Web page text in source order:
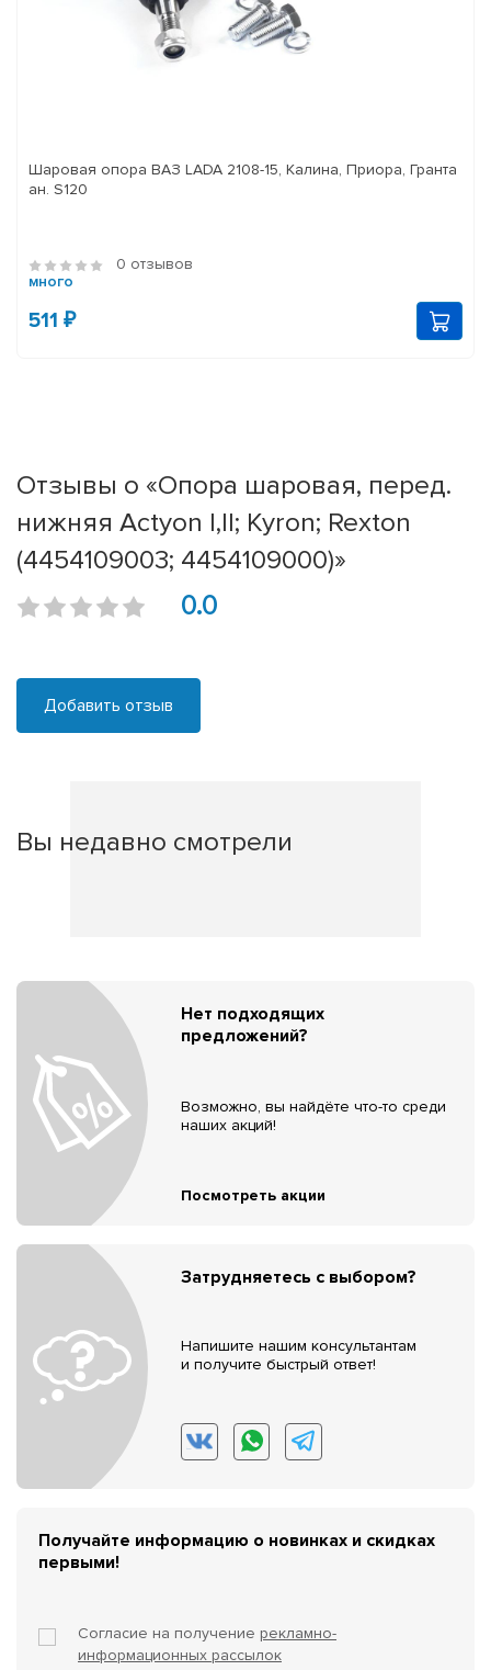
Шаровая опора ВАЗ LADA 2108-15, Калина, Приора, Гранта
ан. S120
0 отзывов
много
511 ₽
Отзывы о «Опора шаровая, перед.
нижняя Actyon I,II; Kyron; Rexton
(4454109003; 4454109000)»
0.0
Добавить отзыв
Вы недавно смотрели
Нет подходящих
предложений?
Возможно, вы найдёте что-то среди
наших акций!
Посмотреть акции
Затрудняетесь с выбором?
Напишите нашим консультантам
и получите быстрый ответ!
Получайте информацию о новинках и скидках
первыми!
Согласие на получение рекламно-
информационных рассылок